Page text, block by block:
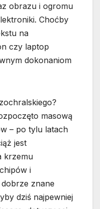
obrazu i ogromu
Choćby
na
czy laptop
dokonaniom
masową
– po tylu latach
jest
krzemu
i
znane
dziś najpewniej